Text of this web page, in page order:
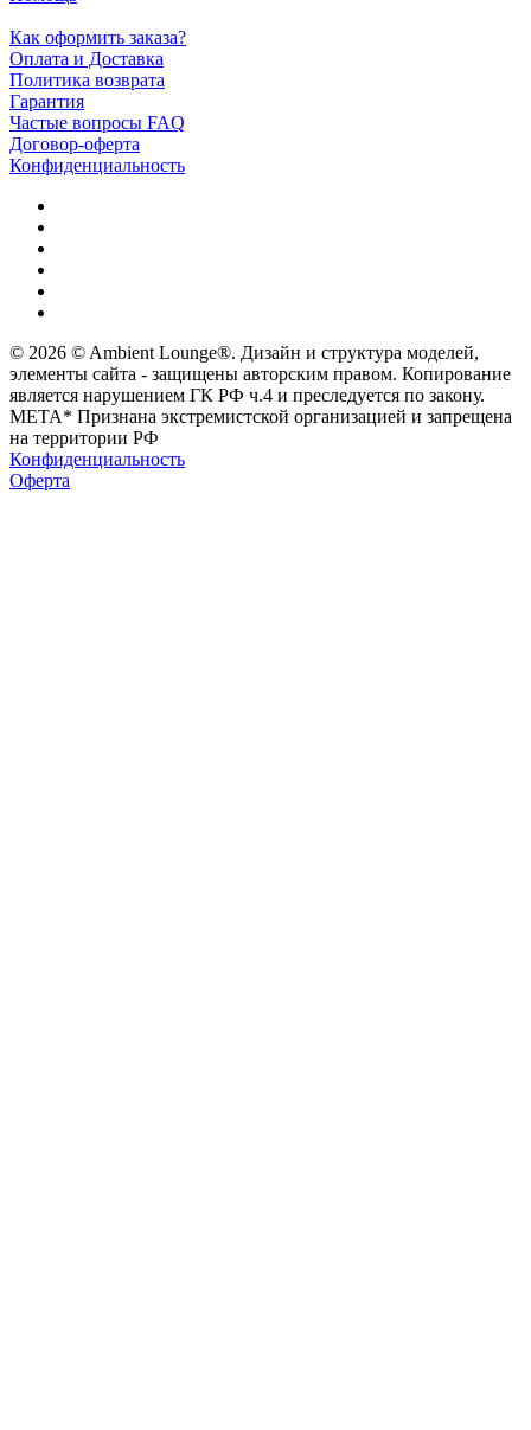
Как оформить заказа?
Оплата и Доставка
Политика возврата
Гарантия
Частые вопросы FAQ
Договор-оферта
Конфиденциальность
© 2026 © Ambient Lounge®. Дизайн и структура моделей,
элементы сайта - защищены авторским правом. Копирование
является нарушением ГК РФ ч.4 и преследуется по закону.
МЕТА* Признана экстремистской организацией и запрещена
на территории РФ
Конфиденциальность
Оферта